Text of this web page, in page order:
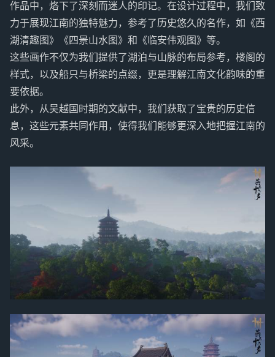
作品中，烙下了深刻而迷人的印记。在设计过程中，我们致
力于展现江南的独特魅力，参考了历史悠久的名作，如《西
湖清趣图》《四景山水图》和《临安伟观图》等。
这些画作不仅为我们提供了湖泊与山脉的布局参考，楼阁的
样式，以及船只与桥梁的点缀，更是理解江南文化韵味的重
要依据。
此外，从吴越国时期的文献中，我们获取了宝贵的历史信
息，这些元素共同作用，使得我们能够更深入地把握江南的
风采。